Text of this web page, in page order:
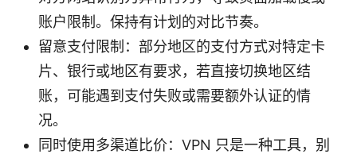
账户限制。保持有计划的对比节奏。
留意支付限制：部分地区的支付方式对特定卡
片、银行或地区有要求，若直接切换地区结
账，可能遇到支付失败或需要额外认证的情
况。
同时使用多渠道比价：VPN 只是一种工具，别